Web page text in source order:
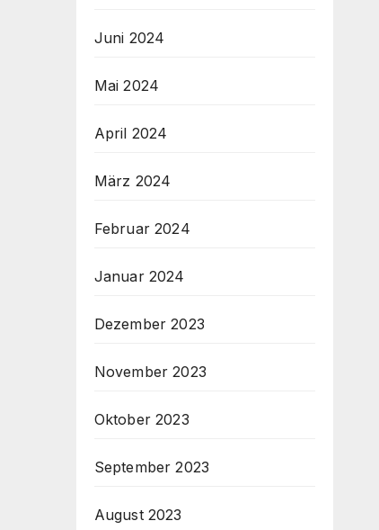
Juni 2024
Mai 2024
April 2024
März 2024
Februar 2024
Januar 2024
Dezember 2023
November 2023
Oktober 2023
September 2023
August 2023